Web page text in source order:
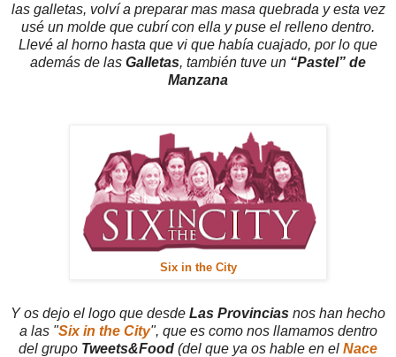
las galletas, volví a preparar mas masa quebrada y esta vez
usé un molde que cubrí con ella y puse el relleno dentro.
Llevé al horno hasta que vi que había cuajado, por lo que
además de las Galletas, también tuve un “Pastel” de
Manzana
Six in the City
Y os dejo el logo que desde Las Provincias nos han hecho
a las "Six in the City", que es como nos llamamos dentro
del grupo Tweets&Food (del que ya os hable en el Nace